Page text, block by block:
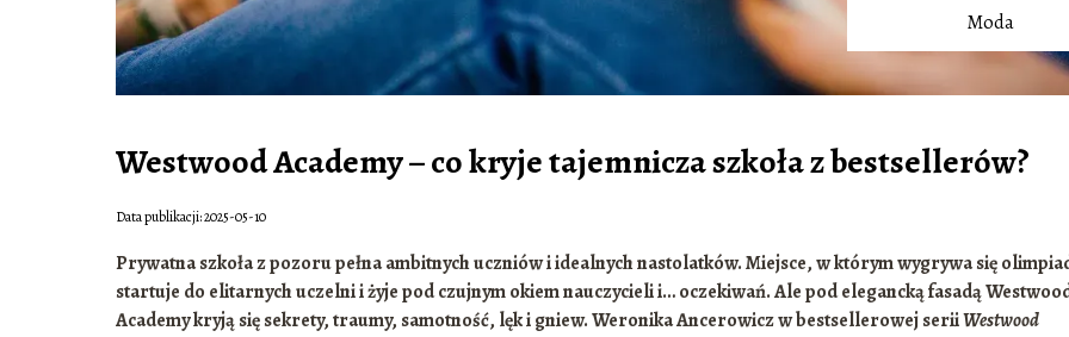
Moda
Westwood Academy – co kryje tajemnicza szkoła z bestsellerów?
Data publikacji: 2025-05-10
Prywatna szkoła z pozoru pełna ambitnych uczniów i idealnych nastolatków. Miejsce, w którym wygrywa się
startuje do elitarnych uczelni i żyje pod czujnym okiem nauczycieli i… oczekiwań. Ale pod elegancką fasadą
Academy kryją się sekrety, traumy, samotność, lęk i gniew. Weronika Ancerowicz w bestsellerowej seriiWestwood